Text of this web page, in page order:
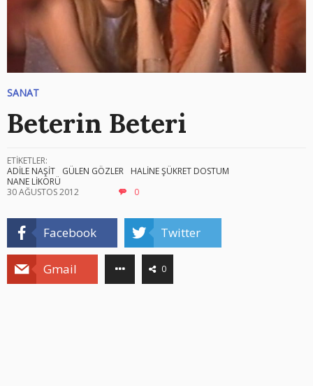
SANAT
Beterin Beteri
ETİKETLER:
ADİLE NAŞİT
GÜLEN GÖZLER
HALİNE ŞÜKRET DOSTUM
NANE LİKÖRÜ
30 AĞUSTOS 2012
0
Facebook Twitter
Gmail 0